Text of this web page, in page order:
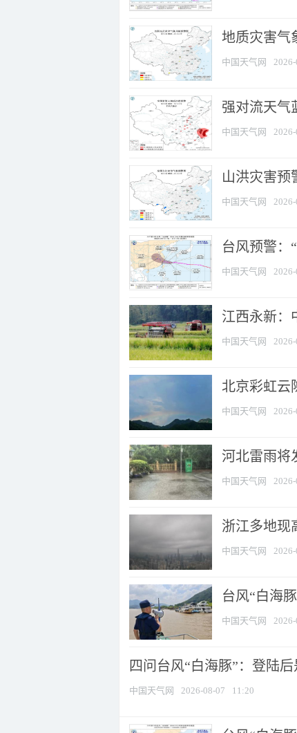
地质灾害气
中国天气网
强对流天气
中国天气网
山洪灾害预
中国天气网
台风预警：
中国天气网
江西永新：
中国天气网
北京彩虹云
中国天气网
河北雷雨将
中国天气网
浙江多地现
中国天气网
台风“白海
中国天气网
四问台风“白海豚”：登陆
中国天气网 2026-08-07 11:20